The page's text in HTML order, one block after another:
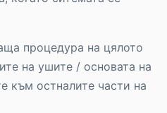
процедура на цялото
на ушите / основата на
към остналите части на